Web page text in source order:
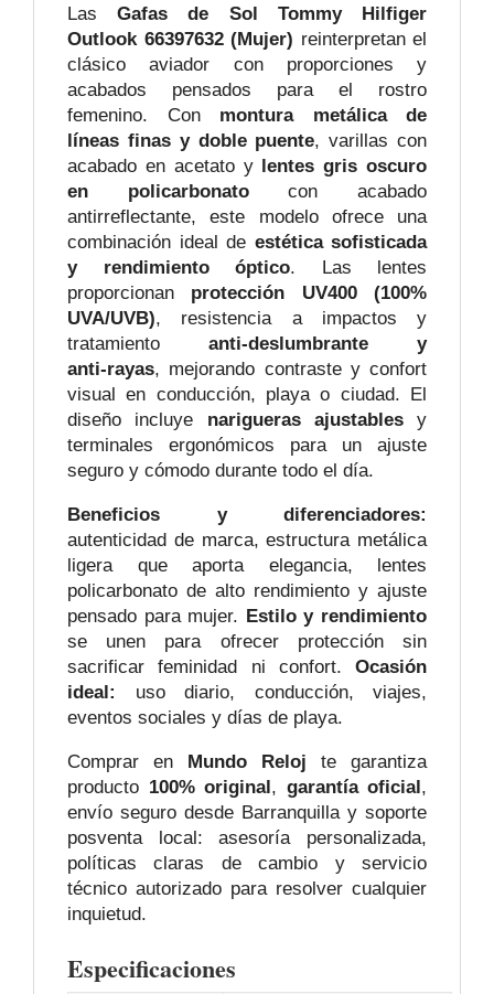
LasGafas de Sol Tommy Hilfiger
Outlook 66397632 (Mujer) reinterpretan el
clásico aviador con proporciones y
acabados pensados para el rostro
femenino. Con montura metálica de
líneas finas y doble puente, varillas con
acabado en acetato y
lentes gris oscuro
en policarbonatocon acabado
antirreflectante, este modelo ofrece una
combinación ideal de estética sofisticada
y rendimiento óptico. Las lentes
proporcionan protección UV400 (100%
UVA/UVB), resistencia a impactos y
tratamiento anti‑deslumbrante y
anti‑rayas, mejorando contraste y confort
visual en conducción, playa o ciudad. El
diseño incluye narigueras ajustablesy
terminales ergonómicos para un ajuste
seguro y cómodo durante todo el día.
Beneficios y diferenciadores:
autenticidad de marca, estructura metálica
ligera que aporta elegancia, lentes
policarbonato de alto rendimiento y ajuste
pensado para mujer. Estilo y rendimiento
se unen para ofrecer protección sin
sacrificar feminidad ni confort. Ocasión
ideal:
uso diario, conducción, viajes,
eventos sociales y días de playa.
Comprar en Mundo Reloj te garantiza
producto 100% original , garantía oficial ,
envío seguro desde Barranquilla y soporte
posventa local: asesoría personalizada,
políticas claras de cambio y servicio
técnico autorizado para resolver cualquier
inquietud.
Especificaciones